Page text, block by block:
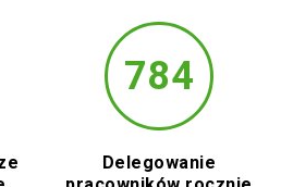
784
Delegowanie